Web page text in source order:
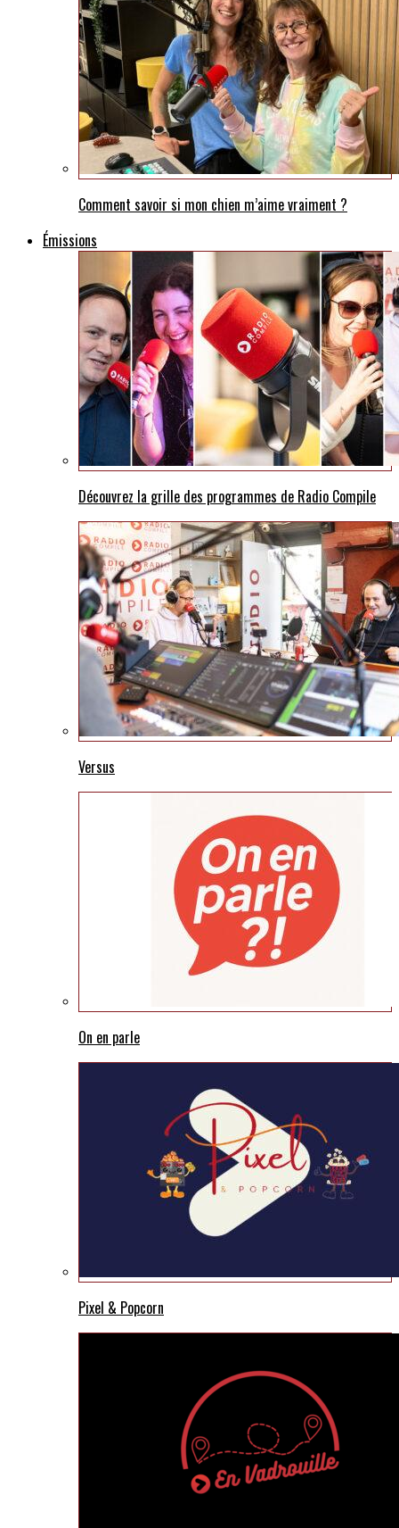
Comment savoir si mon chien m’aime vraiment ?
Émissions
Découvrez la grille des programmes de Radio Compile
Versus
On en parle
Pixel & Popcorn